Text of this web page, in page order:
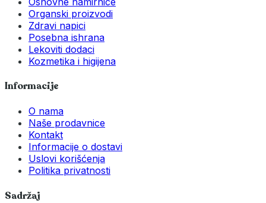
Organski proizvodi
Zdravi napici
Posebna ishrana
Lekoviti dodaci
Kozmetika i higijena
Informacije
O nama
Naše prodavnice
Kontakt
Informacije o dostavi
Uslovi korišćenja
Politika privatnosti
Sadržaj